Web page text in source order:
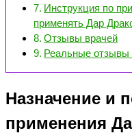
Инструкция по
применять Дар
Отзывы врачей
Реальные отзывы
Назначение и
применения